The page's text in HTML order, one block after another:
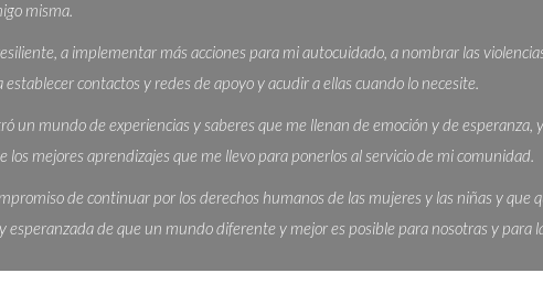
misma.
a implementar más acciones para mi autocuidado, a nombrar las
establecer contactos y redes de apoyo y acudir a ellas cuando lo necesite.
un mundo de experiencias y saberes que me llenan de emoción y de esperanza,
los mejores aprendizajes que me llevo para ponerlos al servicio de mi comunidad.
de continuar por los derechos humanos de las mujeres y las niñas y que
esperanzada de que un mundo diferente y mejor es posible para nosotras y para